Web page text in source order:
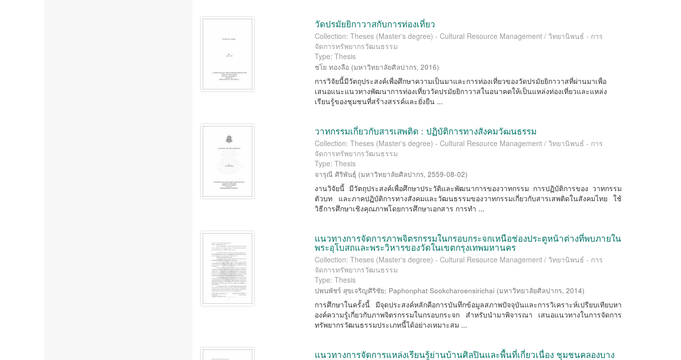
วัดปรมัยยิกาวาสกับการท่องเที่ยว
Collection: Theses (Master's degree) - Cultural Resource Management / วิทยานิพนธ์ - การ
จัดการทรัพยากรวัฒนธรรม
Type: Thesis
ชโย ทองลือ (มหาวิทยาลัยศิลปากร,2016)
การวิจัยนี้มีวัตถุประสงค์เพื่อศึกษาความเป็นมาและการท่องเที่ยวของวัดปรมัยยิกาวาสที่ผ่านมาเพื่อ
เสนอแนะแนวทางพัฒนาการท่องเที่ยววัดปรมัยยิกาวาสในอนาคตให้เป็นแหล่งท่องเที่ยวและแหล่ง
เรียนรู้ของชุมชนที่สร้างสรรค์และยั่งยืน ...
วาทกรรมเกี่ยวกับสารเสพติด : ปฏิบัติการทางสังคมวัฒนธรรม
Collection: Theses (Master's degree) - Cultural Resource Management / วิทยานิพนธ์ - การ
จัดการทรัพยากรวัฒนธรรม
Type: Thesis
จารุณี ศิริพันธุ์ (มหาวิทยาลัยศิลปากร,2559-08-02)
งานวิจัยนี้ มีวัตถุประสงค์เพื่อศึกษาประวัติและพัฒนาการของวาทกรรม การปฏิบัติการของ วาทกรรม
ตัวบท และภาคปฏิบัติการทางสังคมและวัฒนธรรมของวาทกรรมเกี่ยวกับสารเสพติดในสังคมไทย ใช้
วิธีการศึกษาเชิงคุณภาพโดยการศึกษาเอกสาร การทำ ...
แนวทางการจัดการภาพจิตรกรรมในกรอบกระจกเหนือช่องประตูหน้าต่างที่พบภายใน
พระอุโบสถและพระวิหารของวัดในเขตกรุงเทพมหานคร
Collection: Theses (Master's degree) - Cultural Resource Management / วิทยานิพนธ์ - การ
จัดการทรัพยากรวัฒนธรรม
Type: Thesis
ปพนพัชร์ สุขเจริญศิริชัย; Paphonphat Sookcharoensirichai (มหาวิทยาลัยศิลปากร,2014)
การศึกษาในครั้งนี้ มีจุดประสงค์หลักคือการบันทึกข้อมูลสภาพปัจจุบันและการวิเคราะห์เปรียบเทียบหา
องค์ความรู้เกี่ยวกับภาพจิตรกรรมในกรอบกระจก สำหรับนำมาพิจารณา เสนอแนวทางในการจัดการ
ทรัพยากรวัฒนธรรมประเภทนี้ได้อย่างเหมาะสม ...
แนวทางการจัดการแหล่งเรียนรู้ย่านบ้านศิลปินและพื้นที่เกี่ยวเนื่อง ชุมชนคลองบาง